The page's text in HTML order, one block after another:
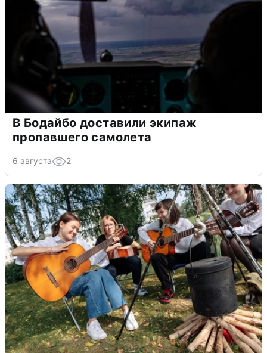
В Бодайбо доставили экипаж
пропавшего самолета
6 августа 2